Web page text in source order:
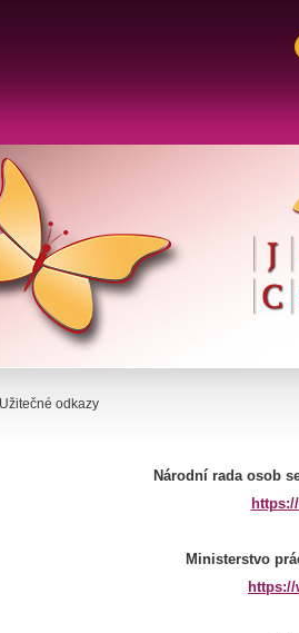
Užitečné odkazy
Národní rada osob
Ministerstvo